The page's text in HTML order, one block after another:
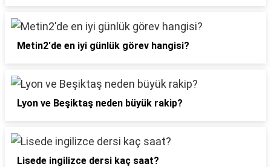
Metin2'de en iyi günlük görev hangisi?
Lyon ve Beşiktaş neden büyük rakip?
Lisede ingilizce dersi kaç saat?